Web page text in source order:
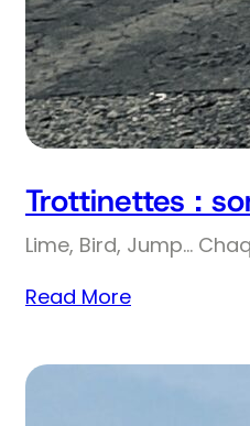
Trottinettes :
Lime, Bird, Jump…
Read More